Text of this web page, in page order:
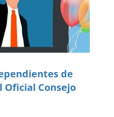
de
Oficial Consejo